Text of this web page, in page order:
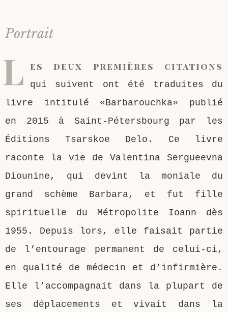
Sainte Matrone de Moscou
Staritsa Anastasia
Gerondissa Makrina (Vassopoulou)
Archimandrite Nathanaël (Pospelov)
Portrait
L es deux premières citations
qui suivent ont été traduites du
livre intitulé «Barbarouchka» publié
en 2015 à Saint-Pétersbourg par les
Éditions Tsarskoe Delo. Ce livre
raconte la vie de Valentina Sergueevna
Diounine, qui devint la moniale du
grand schème Barbara, et fut fille
spirituelle du Métropolite Ioann dès
1955. Depuis lors, elle faisait partie
de l’entourage permanent de celui-ci,
en qualité de médecin et d’infirmière.
Elle l’accompagnait dans la plupart de
ses déplacements et vivait dans la